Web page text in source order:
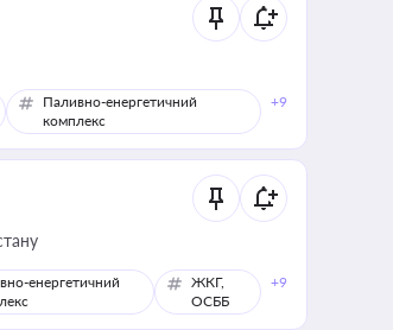
Паливно-енергетичний
комплекс
+9
енергетичний
ЖКГ,
ОСББ
+9